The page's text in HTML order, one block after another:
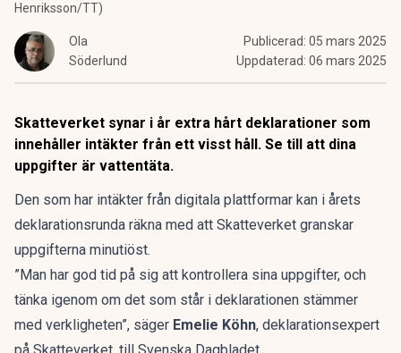
Henriksson/TT)
Ola
Söderlund
Publicerad: 05 mars 2025
Uppdaterad: 06 mars 2025
Skatteverket synar i år extra hårt deklarationer som
innehåller intäkter från ett visst håll. Se till att dina
uppgifter är vattentäta.
Den som har intäkter från digitala plattformar kan i årets
deklarationsrunda räkna med att Skatteverket granskar
uppgifterna minutiöst.
”Man har god tid på sig att kontrollera sina uppgifter, och
tänka igenom om det som står i deklarationen stämmer
med verkligheten”, säger Emelie Köhn, deklarationsexpert